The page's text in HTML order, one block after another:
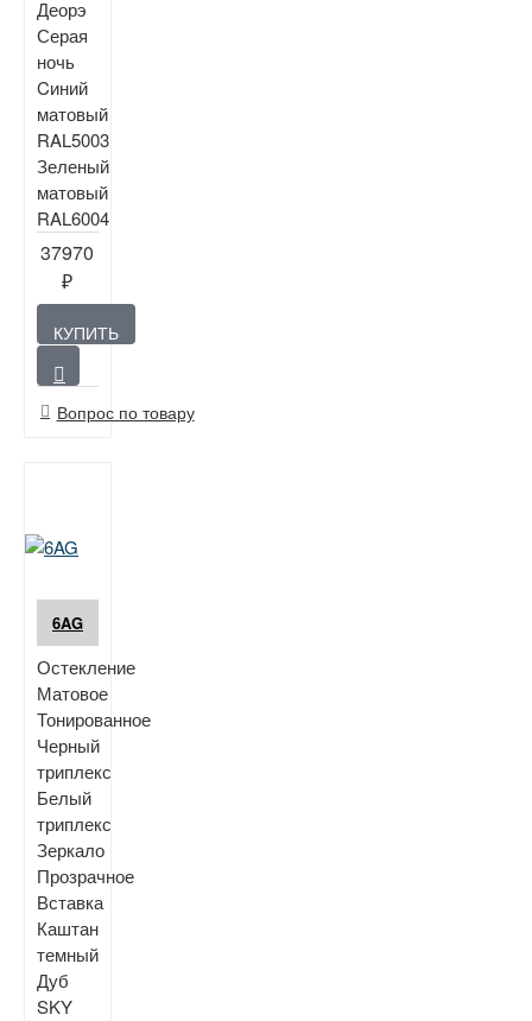
Деорэ
Серая
ночь
Cиний
матовый
RAL5003
Зеленый
матовый
RAL6004
37970
₽
КУПИТЬ
Вопрос по товару
6AG
Остекление
Матовое
Тонированное
Черный
триплекс
Белый
триплекс
Зеркало
Прозрачное
Вставка
Каштан
темный
Дуб
SKY